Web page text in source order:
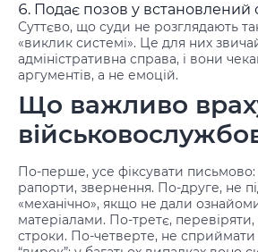
Подає позов у встановлений
Суттєво, що суди не розглядають
«виклик системі». Це для них
адміністративна справа, і вони
аргументів, а не емоцій.
Що важливо
По-перше, усе фіксувати письмово:
рапорти, звернення. По-друге, не
«механічно», якщо не дали
матеріалами. По-третє,
строки. По-четверте, не сприймати